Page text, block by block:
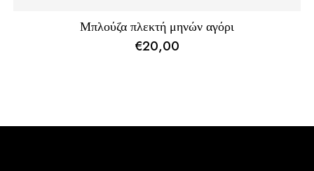
Μπλούζα πλεκτή μηνών αγόρι
€20,00